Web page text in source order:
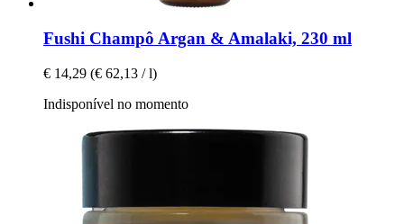
Fushi Champô Argan & Amalaki, 230 ml
€ 14,29 (€ 62,13 / l)
Indisponível no momento